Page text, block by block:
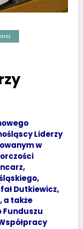
Liderzy
w
Dutkiewicz,
a także
Funduszu